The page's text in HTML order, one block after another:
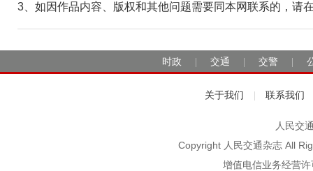
3、如因作品内容、版权和其他问题需要同本网联系的，请
时政 交通 交警
关于我们 联系我们
人民交
Copyright 人民交通杂志 All
增值电信业务经营